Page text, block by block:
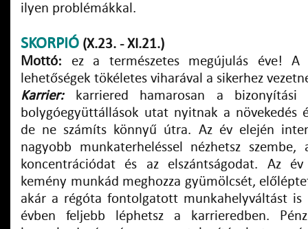
ilyen problémákkal.
SKORPIÓ (X.23. - XI.21.)
Mottó: ez a természetes megújulás éve! A
lehetőségek tökéletes viharával a sikerhez
Karrier:karriered hamarosan a bizonyítási
bolygóegyüttállások utat nyitnak a növekedés
de ne számíts könnyű útra. Az év elején
nagyobb munkaterheléssel nézhetsz
koncentrációdat és az elszántságodat. Az
kemény munkád meghozza gyümölcsét,
akár a régóta fontolgatott munkahelyváltást is
évben feljebb léphetsz a karrieredben.